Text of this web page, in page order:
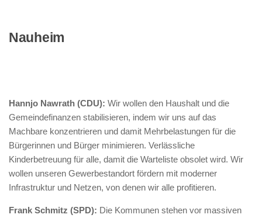
Nauheim
Hannjo Nawrath (CDU): Wir wollen den Haushalt und die
Gemeindefinanzen stabilisieren, indem wir uns auf das
Machbare konzentrieren und damit Mehrbelastungen für die
Bürgerinnen und Bürger minimieren. Verlässliche
Kinderbetreuung für alle, damit die Warteliste obsolet wird. Wir
wollen unseren Gewerbestandort fördern mit moderner
Infrastruktur und Netzen, von denen wir alle profitieren.
Frank Schmitz (SPD): Die Kommunen stehen vor massiven